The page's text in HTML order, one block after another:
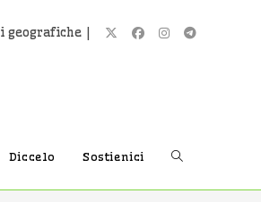
geografiche |
Diccelo Sostienici Attiva/